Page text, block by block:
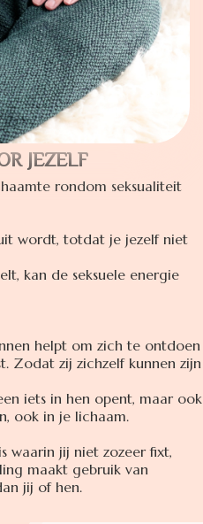
JEZELF
rondom seksualiteit
wordt, totdat je jezelf niet
kan de seksuele energie
helpt om zich te ontdoen
Zodat zij zichzelf kunnen zijn
iets in hen opent, maar ook
ook in je lichaam.
waarin jij niet zozeer fixt,
maakt gebruik van
jij of hen.